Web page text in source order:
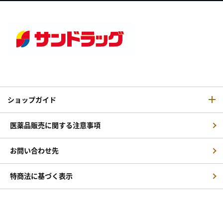
ショップガイド
医薬品販売に関する注意事項
お問い合わせ先
特商法に基づく表示